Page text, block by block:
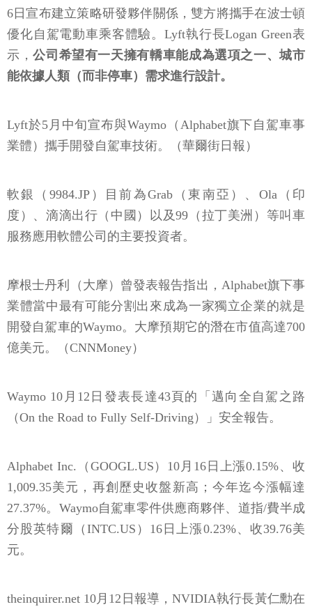
6日宣布建立策略研發夥伴關係，雙方將攜手在波士頓
優化自駕電動車乘客體驗。Lyft執行長Logan Green表
示，公司希望有一天擁有轎車能成為選項之一、城市
能依據人類（而非停車）需求進行設計。
Lyft於5月中旬宣布與Waymo（Alphabet旗下自駕車事
業體）攜手開發自駕車技術。（華爾街日報）
軟銀（9984.JP）目前為Grab（東南亞）、Ola（印
度）、滴滴出行（中國）以及99（拉丁美洲）等叫車
服務應用軟體公司的主要投資者。
摩根士丹利（大摩）曾發表報告指出，Alphabet旗下事
業體當中最有可能分割出來成為一家獨立企業的就是
開發自駕車的Waymo。大摩預期它的潛在市值高達700
億美元。（CNNMoney）
Waymo 10月12日發表長達43頁的「邁向全自駕之路
（On the Road to Fully Self-Driving）」安全報告。
Alphabet Inc.（GOOGL.US）10月16日上漲0.15%、收
1,009.35美元，再創歷史收盤新高；今年迄今漲幅達
27.37%。Waymo自駕車零件供應商夥伴、道指/費半成
分股英特爾（INTC.US）16日上漲0.23%、收39.76美
元。
theinquirer.net 10月12日報導，NVIDIA執行長黃仁勳在